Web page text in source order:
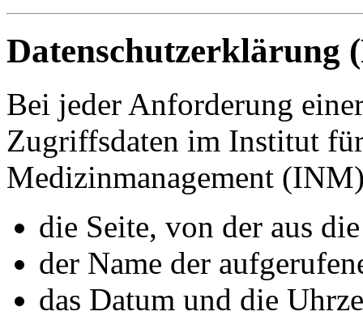
Datenschutzerklärung
Bei jeder Anforderung
Zugriffsdaten im Institut
Medizinmanagement
die Seite, von der aus
der Name der
das Datum und die